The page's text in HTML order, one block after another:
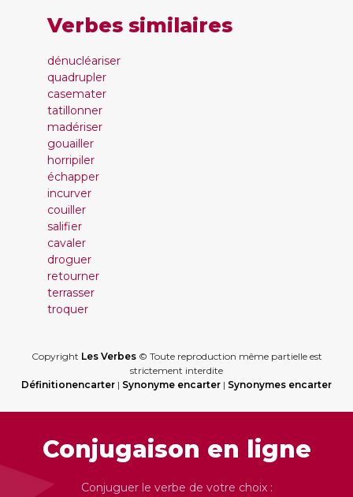
Verbes similaires
dénucléariser
quadrupler
casemater
tatillonner
madériser
gouailler
horripiler
échapper
incurver
couiller
salifier
cavaler
droguer
retourner
terrasser
troquer
Copyright Les Verbes© Toute reproduction même partielle est
strictement interdite
Définitionencarter | Synonyme encarter | Synonymes encarter
Conjugaison en ligne
Conjuguer le verbe de votre choix :